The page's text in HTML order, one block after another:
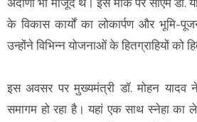
के विकास कार्यों का लोकार्पण और भूमि-
उन्होंने विभिन्न योजनाओं के हितग्राहियों को
इस अवसर पर मुख्यमंत्री डॉ. मोहन
समागम हो रहा है। यहां एक साथ स्नेहा का